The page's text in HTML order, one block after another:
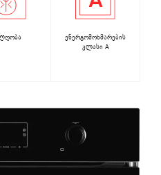
ენერგომოხმარების
კლასი A